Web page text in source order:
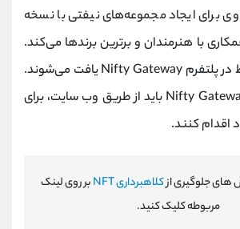
برای ایجاد مجموعه‌های نیفتی با نسخه
با هنرمندان و برترین برندها می‌کند.
این مجموعه‌ها فقط در پلتفرم Nifty Gateway یافت می‌شوند.
سازندگان مشتاق Nifty Gateway باید از طریق وب سایت، برای
اقدام کنند.
های جلوگیری ازکلاهبرداری NFT
بر روی لینک
مربوطه کلیک کنید.